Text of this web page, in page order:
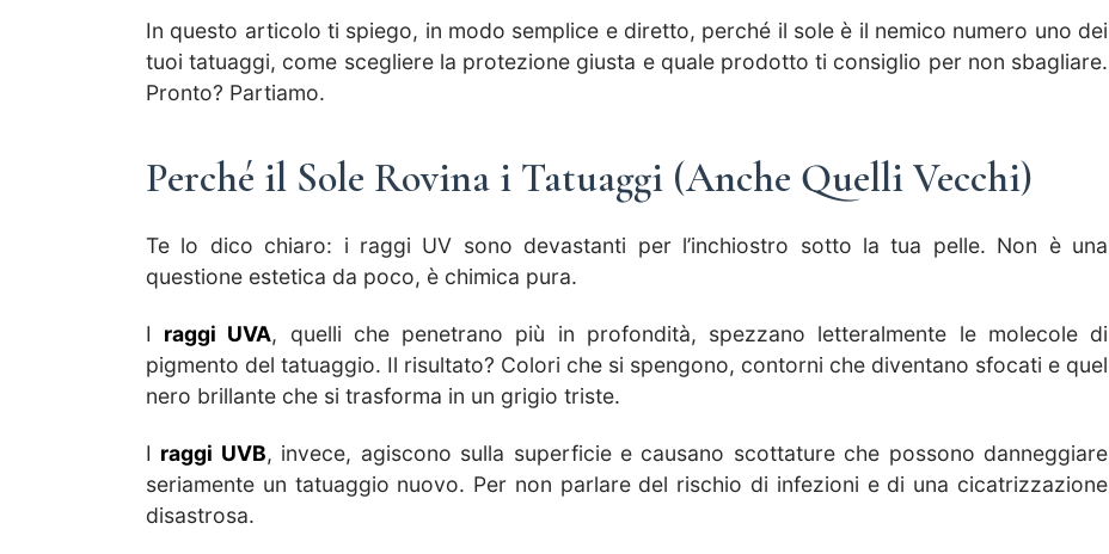
In questo articolo ti spiego, in modo semplice e diretto, perché il sole è il nemico numero uno dei
tuoi tatuaggi, come scegliere la protezione giusta e quale prodotto ti consiglio per non sbagliare.
Pronto? Partiamo.
Perché il Sole Rovina i Tatuaggi (Anche Quelli Vecchi)
Te lo dico chiaro: i raggi UV sono devastanti per l’inchiostro sotto la tua pelle. Non è una
questione estetica da poco, è chimica pura.
I raggi UVA, quelli che penetrano più in profondità, spezzano letteralmente le molecole di
pigmento del tatuaggio. Il risultato? Colori che si spengono, contorni che diventano sfocati e quel
nero brillante che si trasforma in un grigio triste.
I raggi UVB, invece, agiscono sulla superficie e causano scottature che possono danneggiare
seriamente un tatuaggio nuovo. Per non parlare del rischio di infezioni e di una cicatrizzazione
disastrosa.